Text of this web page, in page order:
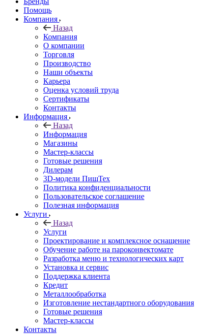
Помощь
Компания
Назад
Компания
О компании
Торговля
Производство
Наши объекты
Карьера
Оценка условий труда
Сертификаты
Контакты
Информация
Назад
Информация
Магазины
Мастер-классы
Готовые решения
Дилерам
3D-модели ПищТех
Политика конфиденциальности
Пользовательское соглашение
Полезная информация
Услуги
Назад
Услуги
Проектирование и комплексное оснащение
Обучение работе на пароконвектомате
Разработка меню и технологических карт
Установка и сервис
Поддержка клиента
Кредит
Металлообработка
Изготовление нестандартного оборудования
Готовые решения
Мастер-классы
Контакты